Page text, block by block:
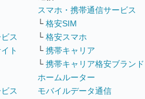
ス
ト
ス
スマホ・携帯通信サービス
└ 格安SIM
└ 格安スマホ
└ 携帯キャリア
└ 携帯キャリア格安ブランド
ホームルーター
モバイルデータ通信